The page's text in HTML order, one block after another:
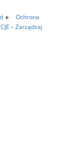
Ochrona
– Zarządzaj